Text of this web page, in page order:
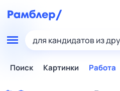
для кандидатов из
Поиск Картинки Работа